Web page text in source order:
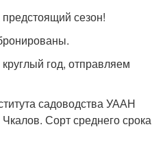
сезон!
год, отправляем
садоводства УААН
Сорт среднего срока